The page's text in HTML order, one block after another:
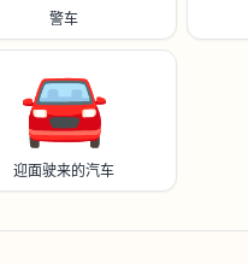
警车
🚘️
迎面驶来的汽车